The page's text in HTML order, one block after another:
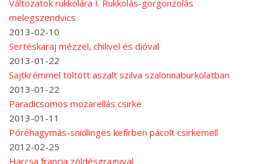
Változatok rukkolára I. Rukkolás-gorgonzolás
melegszendvics
2013-02-10
Sertéskaraj mézzel, chilivel és dióval
2013-01-22
Sajtkrémmel töltött aszalt szilva szalonnaburkolatban
2013-01-22
Paradicsomos mozarellás csirke
2013-01-11
Póréhagymás-snidlinges kefírben pácolt csirkemell
2012-02-25
Harcsa francia zöldésgraguval